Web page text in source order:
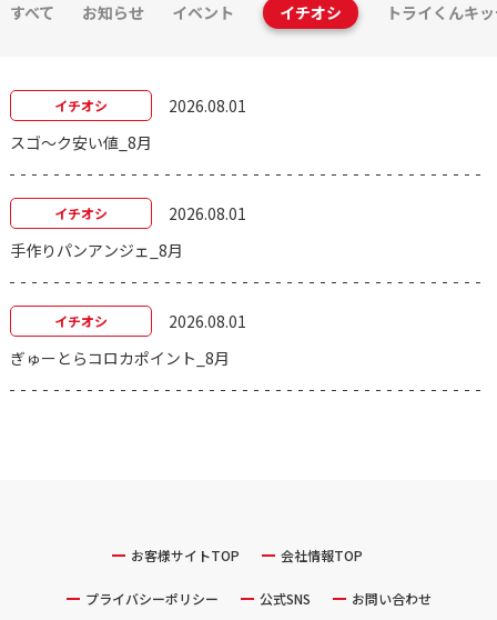
すべて お知らせ イベント イチオシ トライくんキ
イチオシ
2026.08.01
スゴ～ク安い値_8月
イチオシ
2026.08.01
手作りパンアンジェ_8月
イチオシ
2026.08.01
ぎゅーとらコロカポイント_8月
お客様サイトTOP 会社情報TOP
プライバシーポリシー 公式SNS お問い合わせ